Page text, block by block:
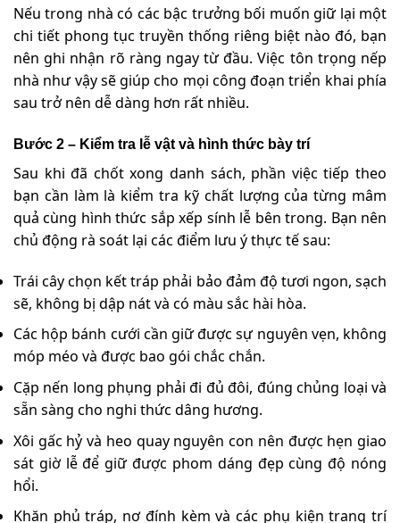
Nếu trong nhà có các bậc trưởng bối muốn giữ lại một
chi tiết phong tục truyền thống riêng biệt nào đó, bạn
nên ghi nhận rõ ràng ngay từ đầu. Việc tôn trọng nếp
nhà như vậy sẽ giúp cho mọi công đoạn triển khai phía
sau trở nên dễ dàng hơn rất nhiều.
Bước 2 – Kiểm tra lễ vật và hình thức bày trí
Sau khi đã chốt xong danh sách, phần việc tiếp theo
bạn cần làm là kiểm tra kỹ chất lượng của từng mâm
quả cùng hình thức sắp xếp sính lễ bên trong. Bạn nên
chủ động rà soát lại các điểm lưu ý thực tế sau:
Trái cây chọn kết tráp phải bảo đảm độ tươi ngon, sạch
sẽ, không bị dập nát và có màu sắc hài hòa.
Các hộp bánh cưới cần giữ được sự nguyên vẹn, không
móp méo và được bao gói chắc chắn.
Cặp nến long phụng phải đi đủ đôi, đúng chủng loại và
sẵn sàng cho nghi thức dâng hương.
Xôi gấc hỷ và heo quay nguyên con nên được hẹn giao
sát giờ lễ để giữ được phom dáng đẹp cùng độ nóng
hổi.
Khăn phủ tráp, nơ đính kèm và các phụ kiện trang trí